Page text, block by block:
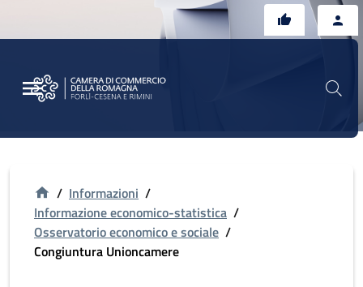
/ Informazioni /
Informazione economico-statistica /
Osservatorio economico e sociale /
Congiuntura Unioncamere